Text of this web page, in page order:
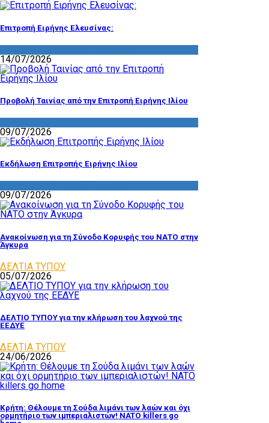
Επιτροπή Ειρήνης Ελευσίνας:
14/07/2026
Προβολή Ταινίας από την Επιτροπή Ειρήνης Ιλίου
09/07/2026
Εκδήλωση Επιτροπής Ειρήνης Ιλίου
09/07/2026
Ανακοίνωση για τη Σύνοδο Κορυφής του ΝΑΤΟ στην
Άγκυρα
ΔΕΛΤΙΑ ΤΥΠΟΥ
05/07/2026
ΔΕΛΤΙΟ ΤΥΠΟΥ για την κλήρωση του λαχνού της
ΕΕΔΥΕ
ΔΕΛΤΙΑ ΤΥΠΟΥ
24/06/2026
Κρήτη: Θέλουμε τη Σούδα λιμάνι των λαών και όχι
ορμητήριο των ιμπεριαλιστών! NATO killers go